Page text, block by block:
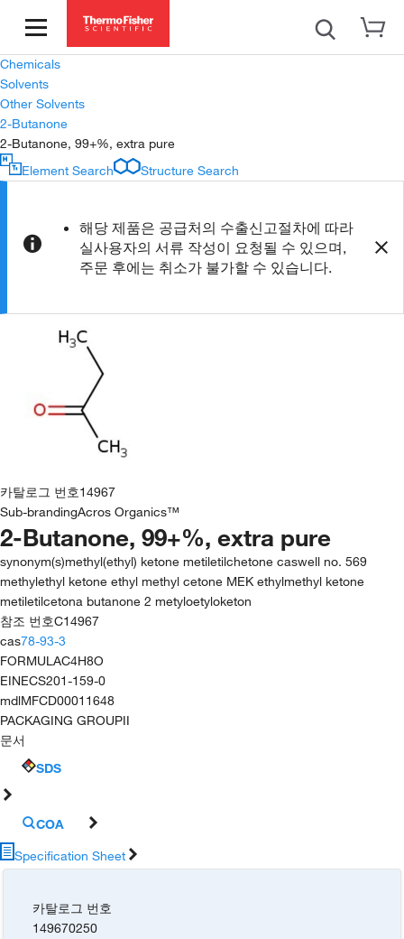
Chemicals
Solvents
Other Solvents
2-Butanone
2-Butanone, 99+%, extra pure
Element Search
Structure Search
해당 제품은 공급처의 수출신고절차에 따라
실사용자의 서류 작성이 요청될 수 있으며,
주문 후에는 취소가 불가할 수 있습니다.
카탈로그 번호14967
Sub-brandingAcros Organics™
2-Butanone, 99+%, extra pure
synonym(s)methyl(ethyl) ketone metiletilchetone caswell no. 569
methylethyl ketone ethyl methyl cetone MEK ethylmethyl ketone
metiletilcetona butanone 2 metyloetyloketon
참조 번호C14967
cas78-93-3
FORMULAC4H8O
EINECS201-159-0
mdlMFCD00011648
PACKAGING GROUPII
문서
SDS
COA
Specification Sheet
카탈로그 번호
149670250